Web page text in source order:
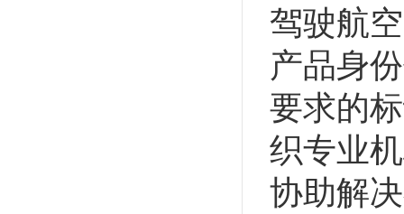
驾驶航
产品身
要求的
织专业
协助解